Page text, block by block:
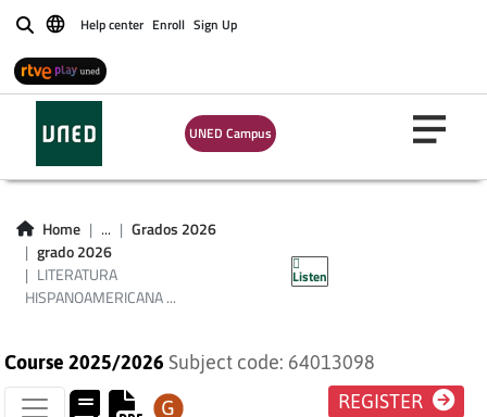
BuscarHelp center Enroll Sign Up
UNED Campus
Home ...
Grados 2026
grado 2026
LITERATURA
HISPANOAMERICANA ...
Listen
LITERATURA
HISPANOAMERICANA
CONTEMPORÁNEA
Course 2025/2026 Subject code: 64013098
REGISTER